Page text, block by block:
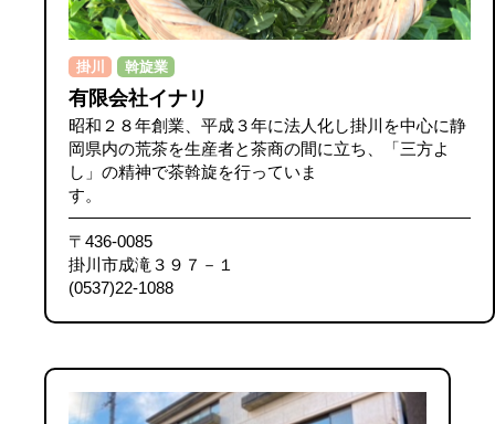
掛川 斡旋業
有限会社イナリ
昭和２８年創業、平成３年に法人化し掛川を中心に静
岡県内の荒茶を生産者と茶商の間に立ち、「三方よ
し」の精神で茶斡旋を行っていま
す
〒436-0085
掛川市成滝３９７－１
(0537)22-1088